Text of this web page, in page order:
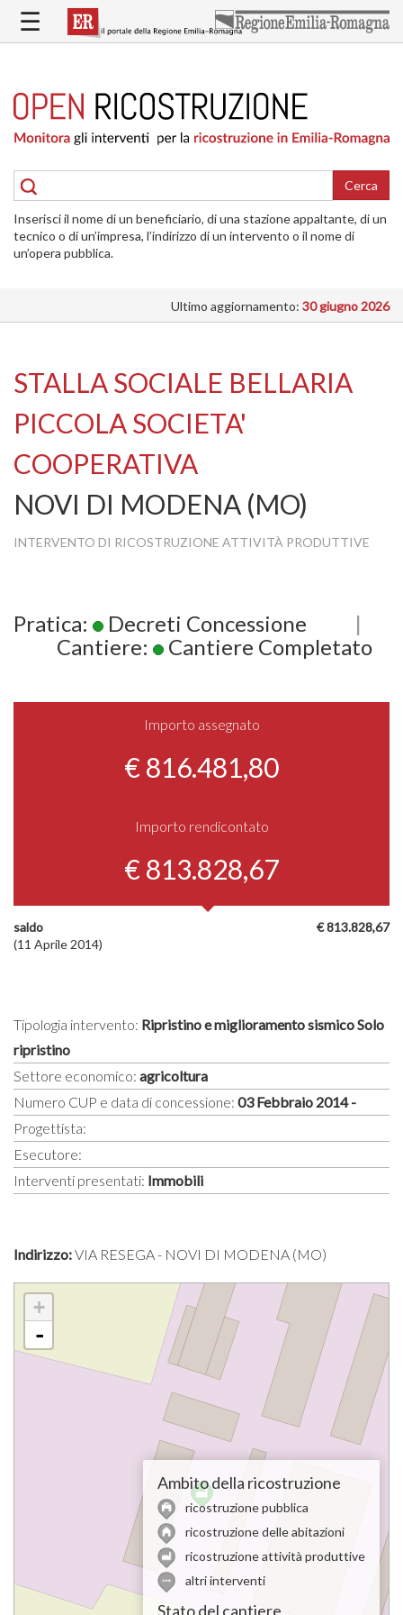
contenuto
RICOSTRUZIONE
PUBBLICA
DELLE
ABITAZIONI
RICOSTRUZIONE
ATTIVITÀ
INTERVENTI
SI
☰
Cerca
Inserisci il nome di un beneficiario, di una stazione appaltante, di un
tecnico o di un’impresa, l’indirizzo di un intervento o il nome di
un’opera pubblica.
Ultimo aggiornamento: 30 giugno 2026
STALLA SOCIALE BELLARIA
PICCOLA SOCIETA'
COOPERATIVA
NOVI DI MODENA (MO)
INTERVENTO DI RICOSTRUZIONE ATTIVITÀ PRODUTTIVE
Pratica: Decreti Concessione
|
Cantiere:
Cantiere Completato
Importo assegnato
€ 816.481,80
Importo rendicontato
€ 813.828,67
€ 813.828,67
saldo
(11 Aprile 2014)
Tipologia intervento: Ripristino e miglioramento sismico Solo
ripristino
Settore economico: agricoltura
Numero CUP e data di concessione: 03 Febbraio 2014 -
Progettista:
Esecutore:
Interventi presentati: Immobili
Indirizzo:VIA RESEGA - NOVI DI MODENA (MO)
+
-
Ambito della ricostruzione
ricostruzione pubblica
ricostruzione delle abitazioni
ricostruzione attività produttive
altri interventi
Stato del cantiere